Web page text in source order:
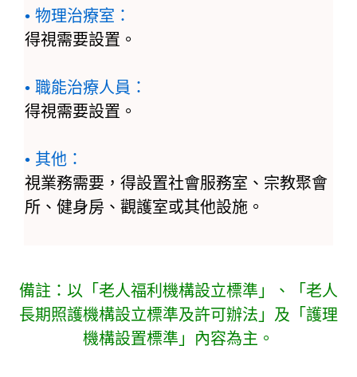
• 物理治療室：
得視需要設置。
• 職能治療人員：
得視需要設置。
• 其他：
視業務需要，得設置社會服務室、宗教聚會
所、健身房、觀護室或其他設施。
備註：以「老人福利機構設立標準」、「老人
長期照護機構設立標準及許可辦法」及「護理
機構設置標準」內容為主。